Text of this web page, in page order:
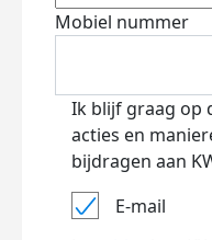
Mobiel nummer
Ik blijf graag op
acties en
bijdragen aan
E-mail